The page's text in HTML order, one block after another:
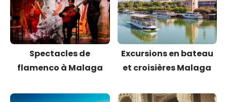
Spectacles de
flamenco à Malaga
Excursions en bateau
et croisières Malaga